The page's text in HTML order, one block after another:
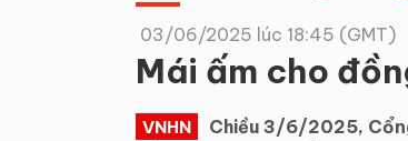
03/06/2025 lúc 18:45 (GMT)
Mái ấm cho
VNHN
Chiều 3/6/2025,